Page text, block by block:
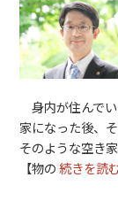
身内が住んで
家になった後、
そのような空き
【物の 続きを読